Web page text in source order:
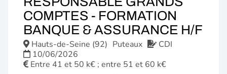
COMPTES - FORMATION
BANQUE & ASSURANCE H/F
Hauts-de-Seine (92) Puteaux
CDI
10/06/2026
Entre 41 et 50 k€ ; entre 51 et 60 k€